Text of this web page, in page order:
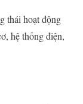
thái hoạt động
hệ thống điện,